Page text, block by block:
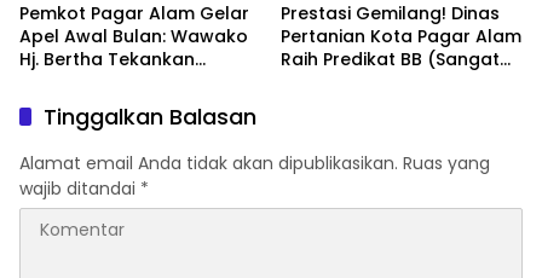
Pemkot Pagar Alam Gelar
Apel Awal Bulan: Wawako
Hj. Bertha Tekankan
dan Apresiasi Purna Tugas
ASN
Prestasi Gemilang! Dinas
Pertanian Kota Pagar Alam
Raih Predikat BB (Sangat
Tinggalkan Balasan
Alamat email Anda tidak akan dipublikasikan. Ruas yang
wajib ditandai *